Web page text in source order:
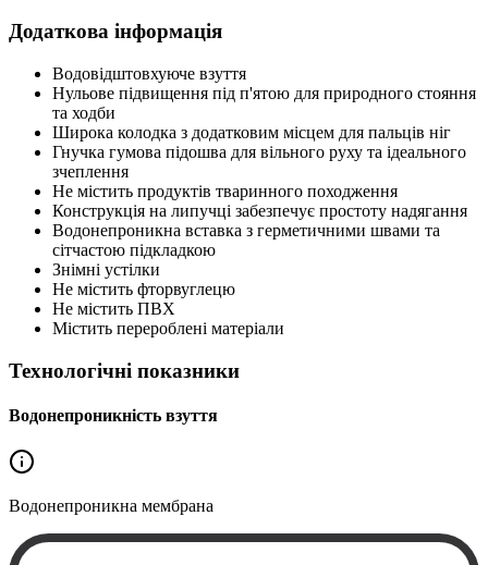
Додаткова інформація
Водовідштовхуюче взуття
Нульове підвищення під п'ятою для природного стояння
та ходби
Широка колодка з додатковим місцем для пальців ніг
Гнучка гумова підошва для вільного руху та ідеального
зчеплення
Не містить продуктів тваринного походження
Конструкція на липучці забезпечує простоту надягання
Водонепроникна вставка з герметичними швами та
сітчастою підкладкою
Знімні устілки
Не містить фторвуглецю
Не містить ПВХ
Містить перероблені матеріали
Технологічні показники
Водонепроникність взуття
Водонепроникна мембрана